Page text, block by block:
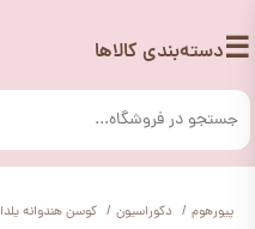
☰دسته‌بندی کالاها
پیورهوم دکوراسیون کوسن هندوانه یلدا 7